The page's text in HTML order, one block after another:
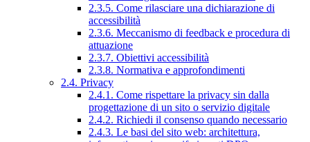
2.3.5. Come rilasciare una dichiarazione di
accessibilità
2.3.6. Meccanismo di feedback e procedura di
attuazione
2.3.7. Obiettivi accessibilità
2.3.8. Normativa e approfondimenti
2.4. Privacy
2.4.1. Come rispettare la privacy sin dalla
progettazione di un sito o servizio digitale
2.4.2. Richiedi il consenso quando necessario
2.4.3. Le basi del sito web: architettura,